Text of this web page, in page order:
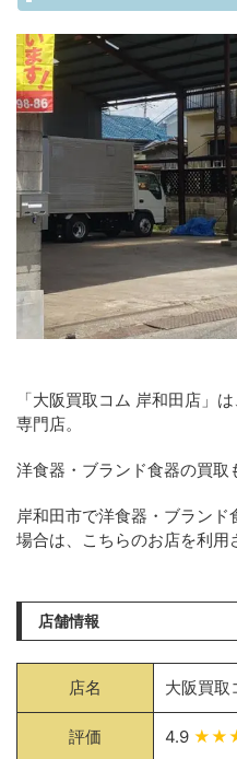
「大阪買取コム 岸和田店」
専門店。
洋食器・ブランド食器の買取
岸和田市で洋食器・ブラン
場合は、こちらのお店を利用
店舗情報
店名 大阪買取
評価 4.9